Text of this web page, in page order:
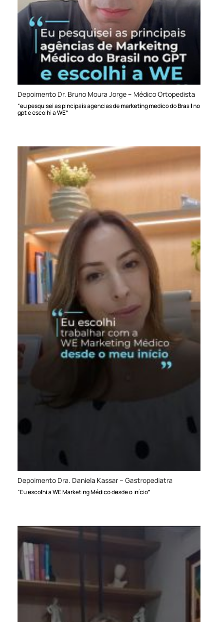
Depoimento Dr. Bruno Moura Jorge – Médico Ortopedista
“eu pesquisei as pincipais agencias de marketing medico do Brasil no
gpt e escolhi a WE”
Depoimento Dra. Daniela Kassar – Gastropediatra
“Eu escolhi a WE Marketing Médico desde o início”